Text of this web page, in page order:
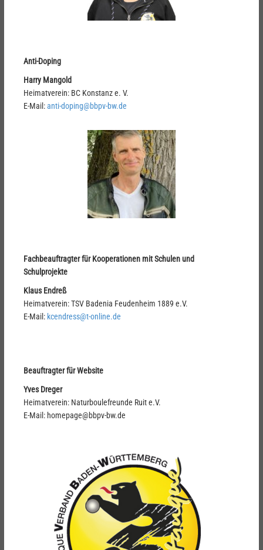
Anti-Doping
Harry Mangold
Heimatverein: BC Konstanz e. V.
E-Mail:anti-doping@bbpv-bw.de
Fachbeauftragter für Kooperationen mit Schulen und
Schulprojekte
Klaus Endreß
Heimatverein: TSV Badenia Feudenheim 1889 e.V.
E-Mail: kcendress@t-online.de
Beauftragter für Website
Yves Dreger
Heimatverein: Naturboulefreunde Ruit e.V.
E-Mail: homepage@bbpv-bw.de